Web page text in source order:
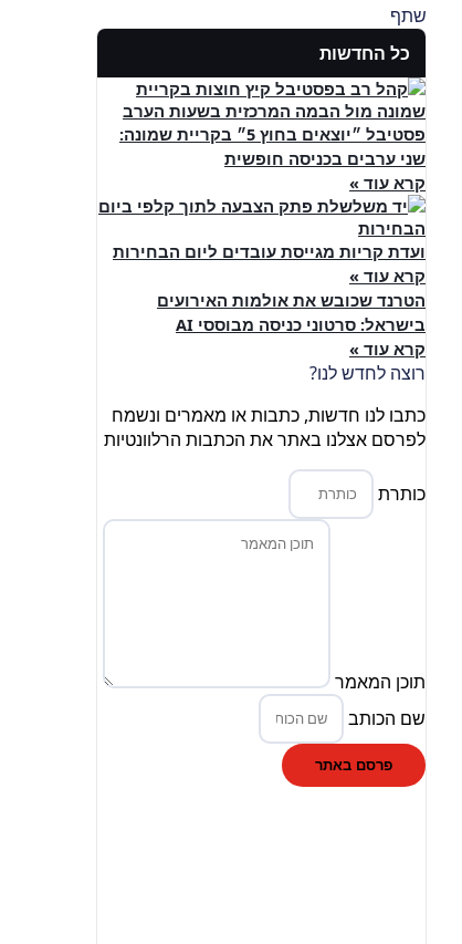
שתף
כל החדשות
פסטיבל ״יוצאים בחוץ 5״ בקריית שמונה:
שני ערבים בכניסה חופשית
קרא עוד »
ועדת קריות מגייסת עובדים ליום הבחירות
קרא עוד »
הטרנד שכובש את אולמות האירועים
בישראל: סרטוני כניסה מבוססי AI
קרא עוד »
רוצה לחדש לנו?
כתבו לנו חדשות, כתבות או מאמרים ונשמח
לפרסם אצלנו באתר את הכתבות הרלוונטיות
כותרת
תוכן המאמר
שם הכותב
פרסם באתר